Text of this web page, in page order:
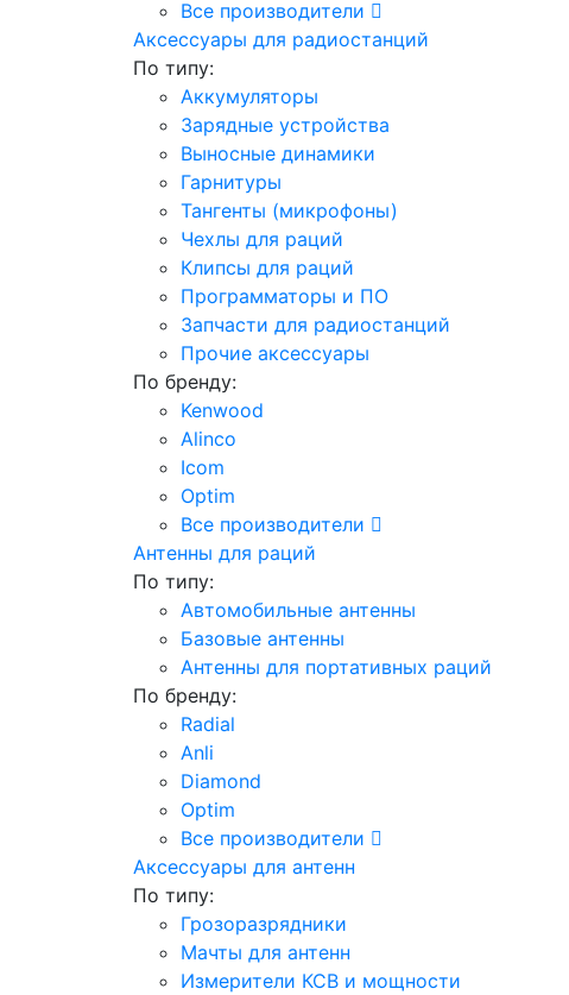
Все производители
Аксессуары для радиостанций
По типу:
Аккумуляторы
Зарядные устройства
Выносные динамики
Гарнитуры
Тангенты (микрофоны)
Чехлы для раций
Клипсы для раций
Программаторы и ПО
Запчасти для радиостанций
Прочие аксессуары
По бренду:
Kenwood
Alinco
Icom
Optim
Все производители
Антенны для раций
По типу:
Автомобильные антенны
Базовые антенны
Антенны для портативных раций
По бренду:
Radial
Anli
Diamond
Optim
Все производители
Аксессуары для антенн
По типу:
Грозоразрядники
Мачты для антенн
Измерители КСВ и мощности